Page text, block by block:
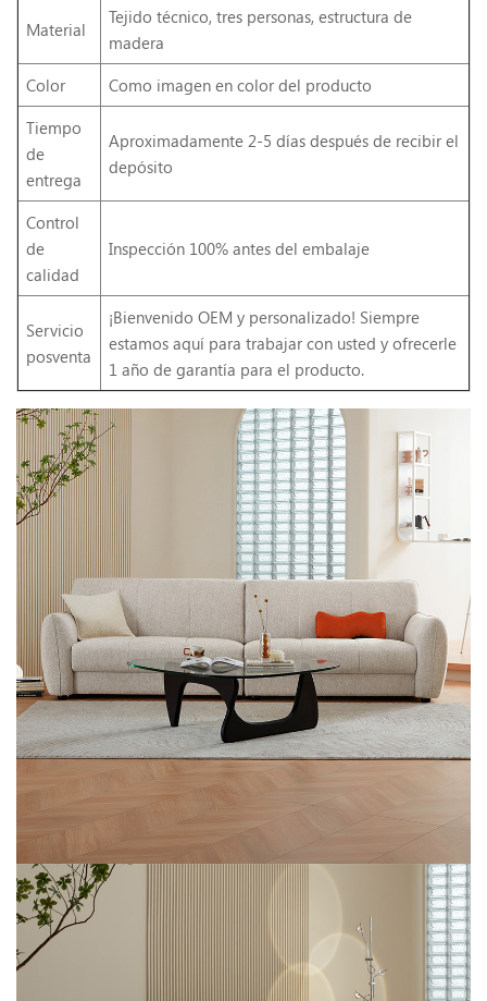
Material
Tejido técnico, tres personas, estructura de
madera
Color
Como imagen en color del producto
Tiempo
de
entrega
Aproximadamente 2-5 días después de recibir el
depósito
Control
de
calidad
Inspección 100% antes del embalaje
Servicio
posventa
¡Bienvenido OEM y personalizado! Siempre
estamos aquí para trabajar con usted y ofrecerle
1 año de garantía para el producto.